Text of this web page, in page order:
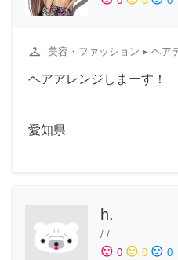
checkroom 美容・ファッション ▸ ヘア
ヘアアレンジしまーす！
愛知県
h.
/ /
sentiment_satisfied 0 sentiment_neutral 0 sentiment_dissatisfied 0